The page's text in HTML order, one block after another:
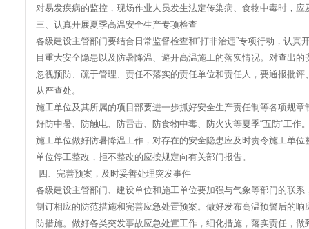
对易发疾病的监控，现场作业人员发生法定传染病、食物中毒时，应
三、认真开展夏季高温安全生产专项检查
各级建设主管部门要结合日常监督检查和“打非治违”专项行动，认
目重大安全隐患以及防暑降温、避开高温施工的落实情况。对查出
忽视预防、疏于管理、责任不落实的责任单位和责任人，要通报批
从严查处。
施工单位及其所属的项目部要进一步抓好安全生产责任制等各项规
好防中暑、防触电、防雷击、防食物中毒、防火灾等夏季“五防”工
施工单位做好防暑降温工作，对存在的安全隐患应及时责令施工单
单位停工整改，拒不整改的应按规定向有关部门报告。
四、完善预案，及时妥善处理突发事件
各级建设主管部门、建设单位和施工单位要加强与气象等部门的联
制订相应的防范措施和完善应急处置预案。做好发布高温预警后的
防措施。做好各类突发事故应急处置工作，细化措施，落实责任，